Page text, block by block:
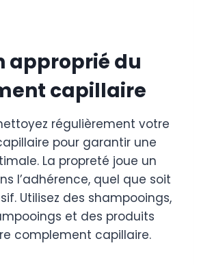
approprié du
capillaire
régulièrement votre
pour garantir une
La propreté joue un
l’adhérence, quel que soit
Utilisez des shampooings,
et des produits
complement capillaire.